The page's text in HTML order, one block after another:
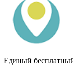
Единый